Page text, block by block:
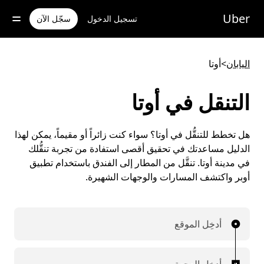
للوصول
المحتوى
Uber تسجيل الدخول سجّل الآن
اليابان>أوتا
التنقل في أوتا
هل تخطط للتنقُّل في أوتا؟ سواء كنت زائراً أو مقيماً، يمكن لهذا
الدليل مساعدتك في تحقيق أقصى استفادة من تجربة تنقُّلك
في مدينة أوتا. تنقَّل من المطار إلى الفندق باستخدام تطبيق
أوبر واكتشف المسارات والوجهات الشهيرة.
أدخِل الموقع